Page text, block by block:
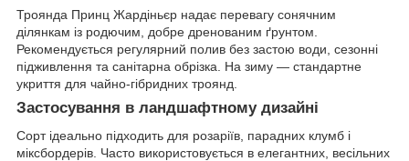
Троянда Принц Жардіньєр надає перевагу сонячним
ділянкам із родючим, добре дренованим ґрунтом.
Рекомендується регулярний полив без застою води, сезонні
підживлення та санітарна обрізка. На зиму — стандартне
укриття для чайно-гібридних троянд.
Застосування в ландшафтному дизайні
Сорт ідеально підходить для розаріїв, парадних клумб і
міксбордерів. Часто використовується в елегантних, весільних